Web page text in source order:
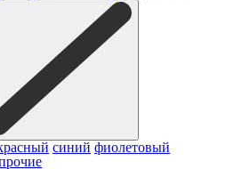
синий фиолетовый